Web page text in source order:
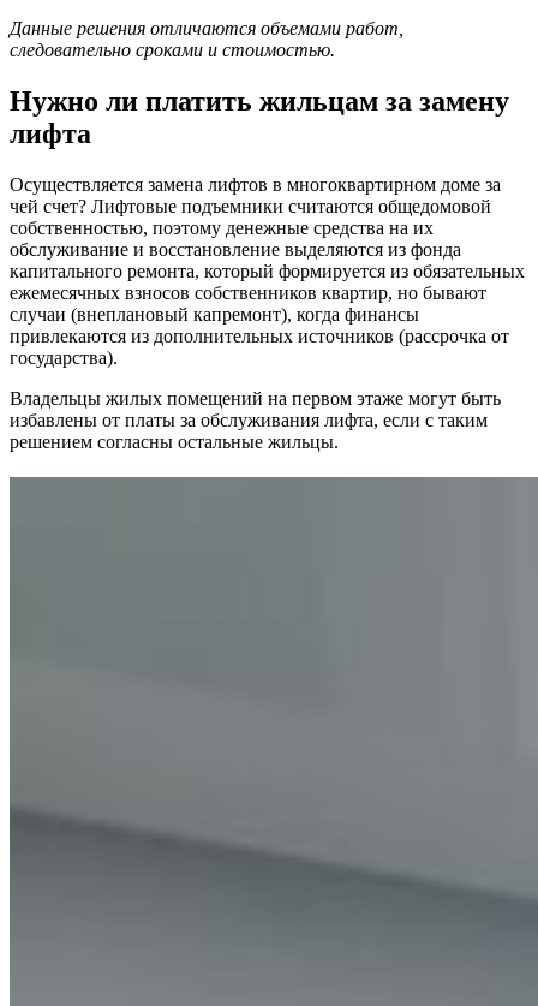
Данные решения отличаются объемами работ,
следовательно сроками и стоимостью.
Нужно ли платить жильцам за замену
лифта
Осуществляется замена лифтов в многоквартирном доме за
чей счет? Лифтовые подъемники считаются общедомовой
собственностью, поэтому денежные средства на их
обслуживание и восстановление выделяются из фонда
капитального ремонта, который формируется из обязательных
ежемесячных взносов собственников квартир, но бывают
случаи (внеплановый капремонт), когда финансы
привлекаются из дополнительных источников (рассрочка от
государства).
Владельцы жилых помещений на первом этаже могут быть
избавлены от платы за обслуживания лифта, если с таким
решением согласны остальные жильцы.